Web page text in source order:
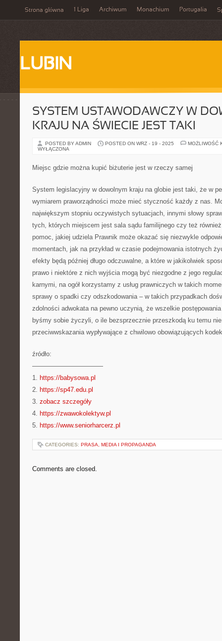
Strona główna 1 Liga Archiwum Monachium Portugalia
LUBIN
SYSTEM USTAWODAWCZY W
KRAJU NA ŚWIECIE JEST TAKI
POSTED BY ADMIN POSTED ON WRZ - 19 - 2025
MOŻLIWOŚĆ
WYŁĄCZONA
Miejsc gdzie można kupić biżuterie jest w rzeczy samej
System legislacyjny w dowolnym kraju na globie jest taki, że w
wymiarem praworządności może mieć styczność każdy z nas.
największym stopniu oczywistych sytuacjach, innymi słowy
tych, których miejscem jest sala sądu familijnego czy też
pomoc, jakiej udziela Prawnik może okazać się niezwykle
momentach, jak na przykład w czasie podejmowania istotnych
efekty będą później długo odczuwalne, a które w jakikolwiek
prawo i niektóre z nich wyjścia mogą być niezgodne z jego
karnymi, na ogół korzystamy z usług prawniczych w takich
sprawy o spadki czy odszkodowania – w takich przypadkach
zdolności adwokata na pewno uczynią, że wszelkie
byśmy sobie życzyli, o ile bezsprzecznie przeszkodą ku temu
przeciwwskazania wypływające z chwilowo obowiązujących
źródło:
———————————
1. https://babysowa.pl
2. https://sp47.edu.pl
3. zobacz szczegóły
4. https://zwawokolektyw.pl
5. https://www.seniorharcerz.pl
CATEGORIES: PRASA, MEDIA I PROPAGANDA
Comments are closed.